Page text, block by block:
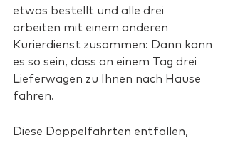
etwas bestellt und alle drei
arbeiten mit einem anderen
Kurierdienst zusammen: Dann kann
es so sein, dass an einem Tag drei
Lieferwagen zu Ihnen nach Hause
fahren.
Diese Doppelfahrten entfallen,